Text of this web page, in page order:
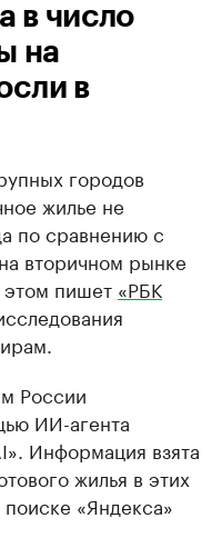
в число
на
в
городов
жилье не
по сравнению с
вторичном рынке
пишет «РБК
России
ИИ-агента
Информация взята
жилья в этих
«Яндекса»